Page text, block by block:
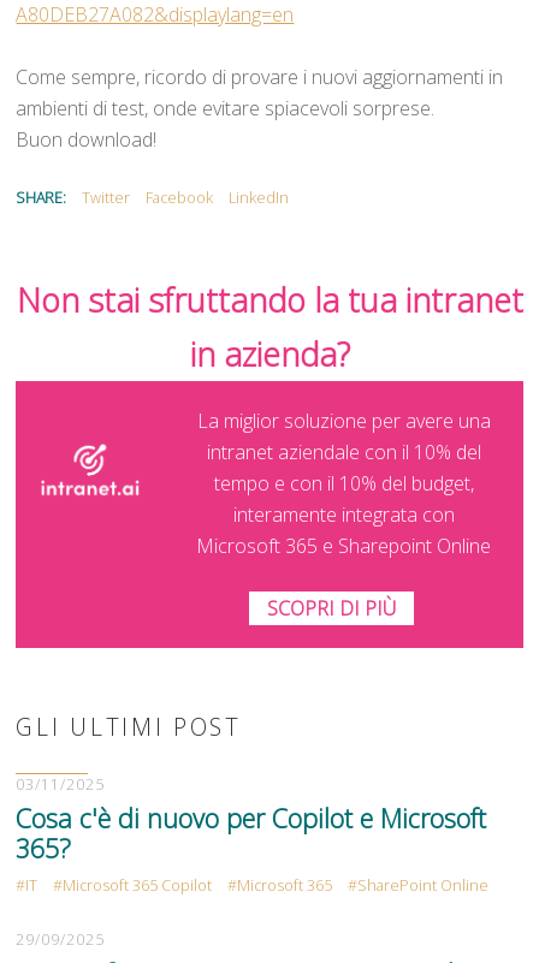
A80DEB27A082&displaylang=en
Come sempre, ricordo di provare i nuovi aggiornamenti in
ambienti di test, onde evitare spiacevoli sorprese.
Buon download!
SHARE: Twitter Facebook LinkedIn
Non stai sfruttando la tua intranet
in azienda?
La miglior soluzione per avere una
intranet aziendale con il 10% del
tempo e con il 10% del budget,
interamente integrata con
Microsoft 365 e Sharepoint Online
SCOPRI DI PIÙ
GLI ULTIMI POST
03/11/2025
Cosa c'è di nuovo per Copilot e Microsoft
365?
IT Microsoft 365 Copilot Microsoft 365 SharePoint Online
29/09/2025